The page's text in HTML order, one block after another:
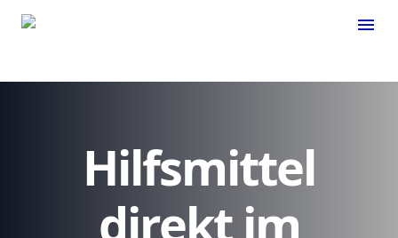
menu
Hilfsmittel
direkt im